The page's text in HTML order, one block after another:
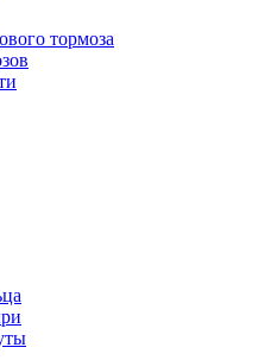
тормоза